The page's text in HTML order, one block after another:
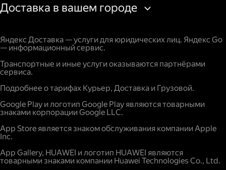
Доставка в вашем городе
Яндекс Доставка — услуги для юридических лиц. Яндекс Go
— информационный сервис.
Транспортные и иные услуги оказываются партнёрами
сервиса.
Подробнее о тарифах Курьер, Доставка и Грузовой.
Google Play и логотип Google Play являются товарными
знаками корпорации Google LLC.
App Store является знаком обслуживания компании Apple
Inc.
App Gallery, HUAWEI и логотип HUAWEI являются
товарными знаками компании Huawei Technologies Co., Ltd.